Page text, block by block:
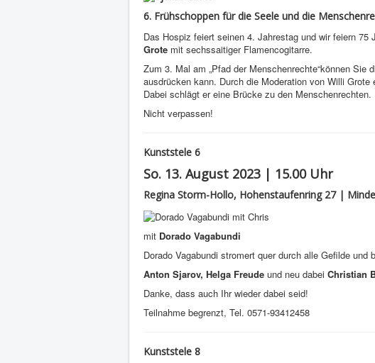
6. Frühschoppen für die Seele und die
Das Hospiz feiert seinen 4. Jahrestag und wir feiern
Grote mit sechssaitiger Flamencogitarre.
Zum 3. Mal am „Pfad der Menschenrechte“können
ausdrücken kann. Durch die Moderation von Willi
Dabei schlägt er eine Brücke zu den Menschenrechten.
Nicht verpassen!
Kunststele 6
So. 13. August 2023 | 15.00 Uhr
Regina Storm-Hollo, Hohenstaufenring 27 |
mit Dorado Vagabundi
Dorado Vagabundi stromert quer durch alle Gefilde und
Anton Sjarov, Helga Freude und neu dabei Christian
Danke, dass auch Ihr wieder dabei seid!
Teilnahme begrenzt, Tel. 0571-93412458
Kunststele 8